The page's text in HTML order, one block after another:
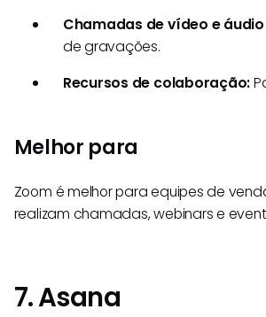
Chamadas de vídeo e
de gravações.
Recursos de colaboração:
Melhor para
Zoom é melhor para equipes de
realizam chamadas, webinars e
7. Asana